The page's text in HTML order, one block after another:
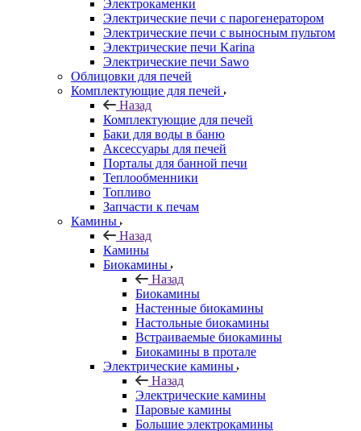
Электрокаменки
Электрические печи с парогенератором
Электрические печи с выносным пультом
Электрические печи Karina
Электрические печи Sawo
Облицовки для печей
Комплектующие для печей
Назад
Комплектующие для печей
Баки для воды в баню
Аксессуары для печей
Порталы для банной печи
Теплообменники
Топливо
Запчасти к печам
Камины
Назад
Камины
Биокамины
Назад
Биокамины
Настенные биокамины
Настольные биокамины
Встраиваемые биокамины
Биокамины в протале
Электрические камины
Назад
Электрические камины
Паровые камины
Большие электрокамины